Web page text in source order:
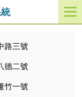
開
啟
路三號
德二號
竹一號